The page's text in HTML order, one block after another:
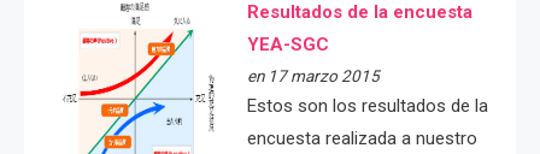
Resultados de la encuesta
YEA-SGC
en 17 marzo 2015
Estos son los resultados de la
encuesta realizada a nuestro